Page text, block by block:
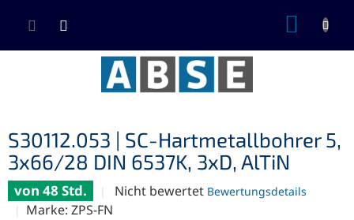
Inhalt
S30112.053 | SC-Hartmetallbohrer 5,
3x66/28 DIN 6537K, 3xD, AlTiN
von 48 Std.
Die
Nicht bewertet Bewertungsdetails
Marke: ZPS-FN